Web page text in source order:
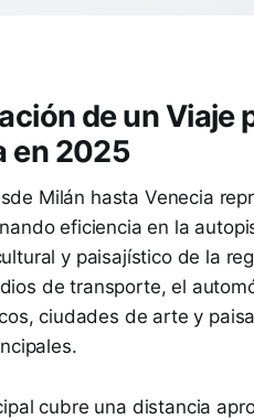
de un Viaje
en 2025
Milán hasta Venecia
eficiencia en la
y paisajístico de la
de transporte, el
ciudades de arte y
cubre una distancia